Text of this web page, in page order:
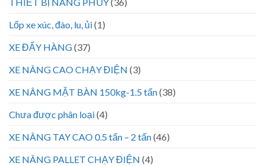
THIẾT BỊ NÂNG PHUY(36)
Lốp xe xúc, đào, lu, ủi(1)
XE ĐẨY HÀNG(37)
XE NÂNG CAO CHẠY ĐIỆN (3)
XE NÂNG MẶT BÀN 150kg-1.5 tấn(38)
Chưa được phân loại(4)
XE NÂNG TAY CAO 0.5 tấn – 2 tấn(46)
XE NÂNG PALLET CHẠY ĐIỆN (4)